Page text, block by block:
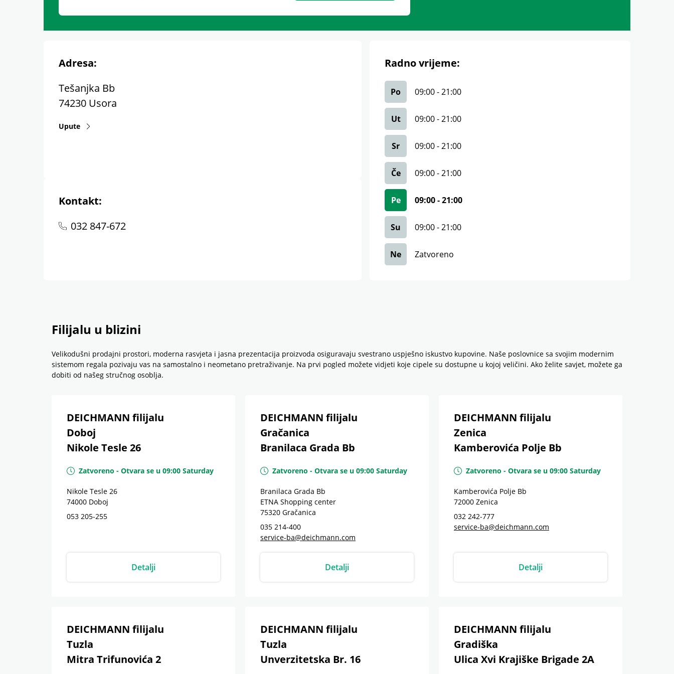
Adresa:
Tešanjka Bb
74230 Usora
Upute
Kontakt:
032 847-672
Radno vrijeme:
Po 09:00-21:00
Ut 09:00-21:00
Sr 09:00-21:00
Če 09:00-21:00
Pe 09:00-21:00
Su 09:00-21:00
Ne Zatvoreno
Filijalu u blizini
Velikodušni prodajni prostori, moderna rasvjeta i jasna prezentacija proizvoda osiguravaju svestrano uspješno iskustvo kupovine. Naše poslovnice sa svojim modernim
sistemom regala pozivaju vas na samostalno i neometano pretraživanje. Na prvi pogled možete vidjeti koje cipele su dostupne u kojoj veličini. Ako želite savjet, možete ga
dobiti od našeg stručnog osoblja.
DEICHMANN filijalu
Doboj
Nikole Tesle 26
Zatvoreno - Otvara se u 09:00 Saturday
Nikole Tesle 26
74000 Doboj
053 205-255
Detalji
DEICHMANN filijalu
Gračanica
Branilaca Grada Bb
Zatvoreno - Otvara se u 09:00 Saturday
Branilaca Grada Bb
ETNA Shopping center
75320 Gračanica
035 214-400
service-ba@deichmann.com
Detalji
DEICHMANN filijalu
Zenica
Kamberovića Polje Bb
Zatvoreno - Otvara se u 09:00 Saturday
Kamberovića Polje Bb
72000 Zenica
032 242-777
service-ba@deichmann.com
Detalji
DEICHMANN filijalu
Tuzla
Mitra Trifunovića 2
DEICHMANN filijalu
Tuzla
Unverzitetska Br. 16
DEICHMANN filijalu
Gradiška
Ulica Xvi Krajiške Brigade 2A